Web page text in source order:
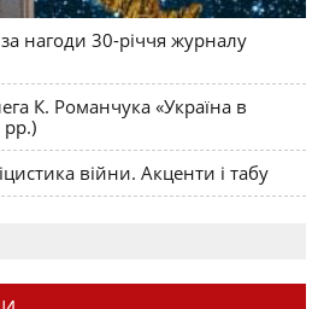
нагоди 30-річчя журналу
К. Романчука «Україна в
рр.)
війни. Акценти і табу